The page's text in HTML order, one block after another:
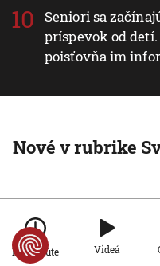
Seniori sa
príspevok od
poisťovňa im
Nové v rubrike
Po minúte Videá